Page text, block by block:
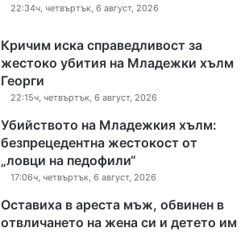
22:34ч, четвъртък, 6 август, 2026
Кричим иска справедливост за
жестоко убития на Младежки хълм
Георги
22:15ч, четвъртък, 6 август, 2026
Убийството на Младежкия хълм:
безпрецедентна жестокост от
„ловци на педофили“
17:06ч, четвъртък, 6 август, 2026
Оставиха в ареста мъж, обвинен в
отвличането на жена си и детето им